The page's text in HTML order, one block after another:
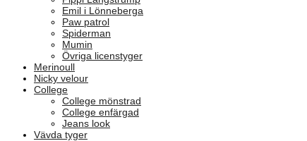
Emil i Lönneberga
Paw patrol
Spiderman
Mumin
Övriga licenstyger
Merinoull
Nicky velour
College
College mönstrad
College enfärgad
Jeans look
Vävda tyger